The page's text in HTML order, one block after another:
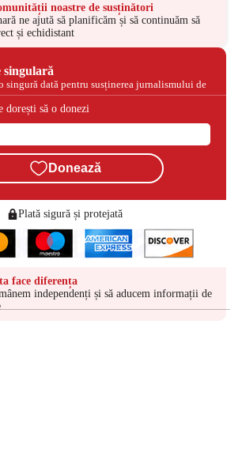
noastre de susținători
ne ajută să planificăm și să continuăm să
și echidistant
singulară
singură dată pentru susținerea jurnalismului de
dorești să o donezi
Donează
Plată sigură și protejată
face diferența
independenți și să aducem informații de